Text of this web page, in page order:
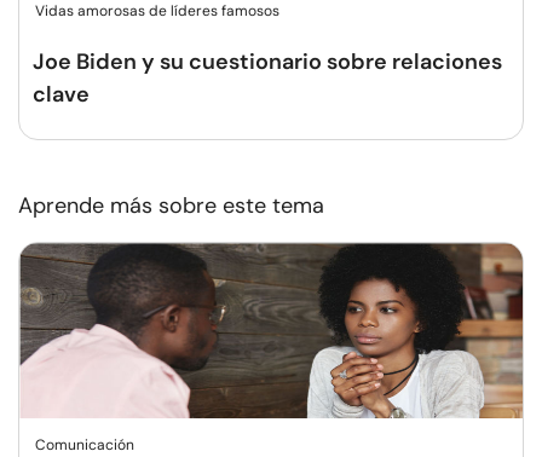
Vidas amorosas de líderes famosos
Joe Biden y su cuestionario sobre relaciones
clave
Aprende más sobre este tema
Comunicación